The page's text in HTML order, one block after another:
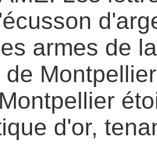
armes de
d'or,
30 ans -